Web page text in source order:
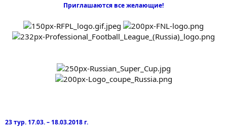
Приглашаются все желающие!
23 тур. 17.03. – 18.03.2018 г.